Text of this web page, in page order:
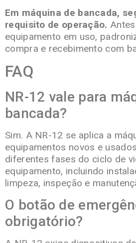
Em máquina de bancada,
requisito de operação.
equipamento em uso,
compra e recebimento com
FAQ
NR-12 vale para
bancada?
Sim. A NR-12 se aplica a
equipamentos novos e
diferentes fases do ciclo de
equipamento, incluindo
limpeza, inspeção e
O botão de
obrigatório?